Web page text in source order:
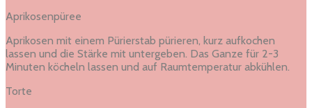
Aprikosenpüree
Aprikosen mit einem Pürierstab pürieren, kurz aufkochen
lassen und die Stärke mit untergeben. Das Ganze für 2-3
Minuten köcheln lassen und auf Raumtemperatur abkühlen.
Torte